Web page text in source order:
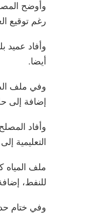
وأوضح
رغم توقيع
أيضا.
وفي ملف
إضافة إلى
وأفاد
التعليمية
للنفط، إضافة إلى 4 آبار أخرى تعهدت وزارة
وفي ختام